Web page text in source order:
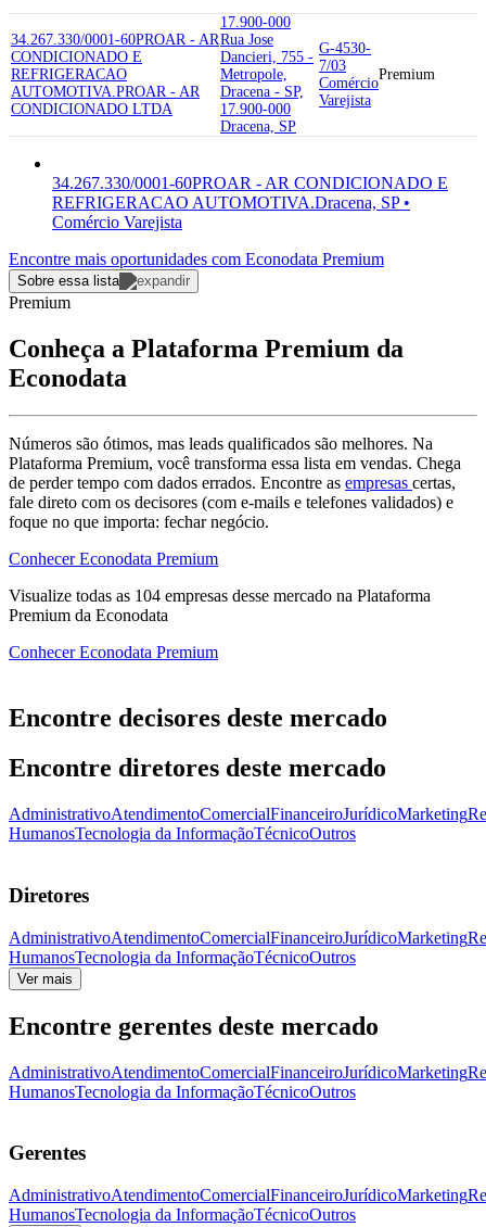
34.267.330/0001-60PROAR - AR
CONDICIONADO E
REFRIGERACAO
AUTOMOTIVA. PROAR - AR
CONDICIONADO LTDA
17.900-000
Rua Jose
Dancieri, 755 -
Metropole,
Dracena - SP,
17.900-000
Dracena, SP
G-4530-
7/03
Comércio
Varejista
Premium
34.267.330/0001-60PROAR - AR CONDICIONADO E
REFRIGERACAO AUTOMOTIVA.Dracena, SP •
Comércio Varejista
Encontre mais oportunidades com Econodata Premium
Sobre essa lista
Premium
Conheça a Plataforma Premium da
Econodata
Números são ótimos, mas leads qualificados são melhores. Na
Plataforma Premium, você transforma essa lista em vendas. Chega
de perder tempo com dados errados. Encontre as empresas certas,
fale direto com os decisores (com e-mails e telefones validados) e
foque no que importa: fechar negócio.
Conhecer Econodata Premium
Visualize todas as 104 empresas desse mercado na Plataforma
Premium da Econodata
Conhecer Econodata Premium
Encontre decisores deste mercado
Encontre diretores deste mercado
AdministrativoAtendimentoComercialFinanceiroJurídicoMarketing
HumanosTecnologia da InformaçãoTécnicoOutros
Diretores
AdministrativoAtendimentoComercialFinanceiroJurídicoMarketing
HumanosTecnologia da InformaçãoTécnicoOutros
Ver mais
Encontre gerentes deste mercado
AdministrativoAtendimentoComercialFinanceiroJurídicoMarketing
HumanosTecnologia da InformaçãoTécnicoOutros
Gerentes
AdministrativoAtendimentoComercialFinanceiroJurídicoMarketing
HumanosTecnologia da InformaçãoTécnicoOutros